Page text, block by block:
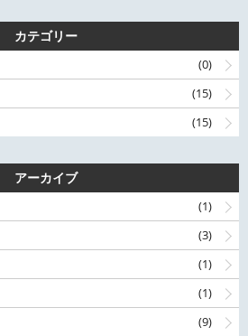
カテゴリー
(0)
(15)
(15)
アーカイブ
(1)
(3)
(1)
(1)
(9)